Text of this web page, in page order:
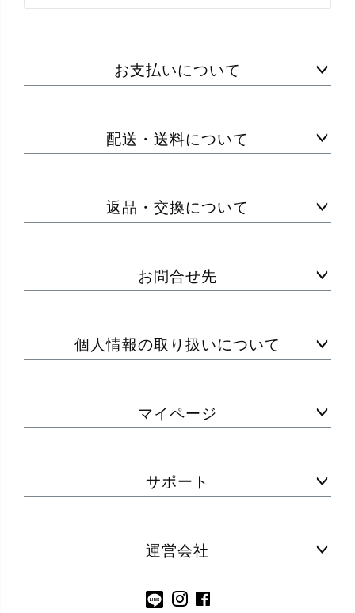
お支払いについて
配送・送料について
返品・交換について
お問合せ先
個人情報の取り扱いについて
マイページ
サポート
運営会社